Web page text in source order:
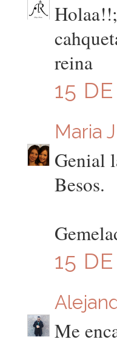
reina
15
Maria
Genial
Besos.
15
Me